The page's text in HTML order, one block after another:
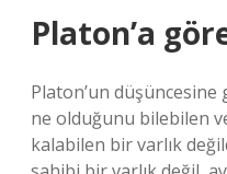
Platon’a
Platon’un düşüncesine
ne olduğunu bilebilen
kalabilen bir varlık